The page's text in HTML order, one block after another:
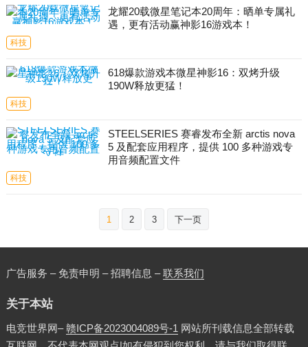
龙耀20载微星笔记本20周年：晒单专属礼
遇，更有活动赢神影16游戏本！
科技
618爆款游戏本微星神影16：双烤升级
190W释放更猛！
科技
STEELSERIES 赛睿发布全新 arctis nova
5 及配套应用程序，提供 100 多种游戏专
用音频配置文件
科技
分
页
1 2 3 下一页
广告服务 – 免责申明 – 招聘信息 –联系我们
关于本站
电竞世界网–赣ICP备2023004089号-1 网站所刊载信息全部转载